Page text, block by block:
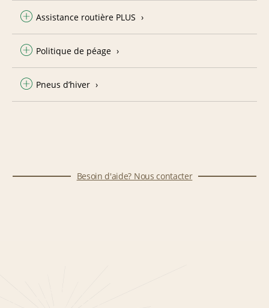
Assistance routière PLUS
Politique de péage
Pneus d’hiver
Besoin d'aide? Nous contacter